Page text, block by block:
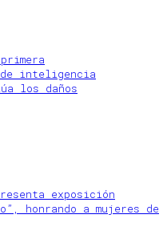
inteligencia
los daños
exposición
honrando a mujeres de